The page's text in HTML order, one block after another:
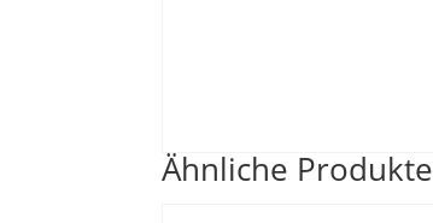
Ähnliche Produkte